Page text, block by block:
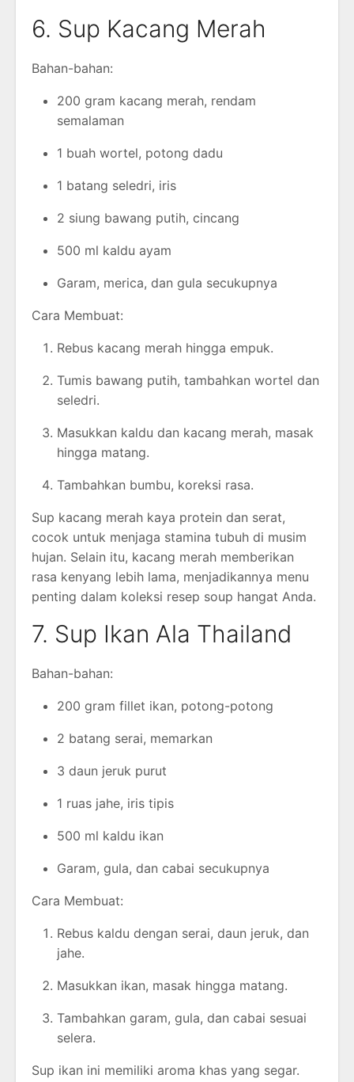
6. Sup Kacang Merah
Bahan-bahan:
200 gram kacang merah, rendam
semalaman
1 buah wortel, potong dadu
1 batang seledri, iris
2 siung bawang putih, cincang
500 ml kaldu ayam
Garam, merica, dan gula secukupnya
Cara Membuat:
Rebus kacang merah hingga empuk.
Tumis bawang putih, tambahkan wortel dan
seledri.
Masukkan kaldu dan kacang merah, masak
hingga matang.
Tambahkan bumbu, koreksi rasa.
Sup kacang merah kaya protein dan serat,
cocok untuk menjaga stamina tubuh di musim
hujan. Selain itu, kacang merah memberikan
rasa kenyang lebih lama, menjadikannya menu
penting dalam koleksi resep soup hangat Anda.
7. Sup Ikan Ala Thailand
Bahan-bahan:
200 gram fillet ikan, potong-potong
2 batang serai, memarkan
3 daun jeruk purut
1 ruas jahe, iris tipis
500 ml kaldu ikan
Garam, gula, dan cabai secukupnya
Cara Membuat:
Rebus kaldu dengan serai, daun jeruk, dan
jahe.
Masukkan ikan, masak hingga matang.
Tambahkan garam, gula, dan cabai sesuai
selera.
Sup ikan ini memiliki aroma khas yang segar.